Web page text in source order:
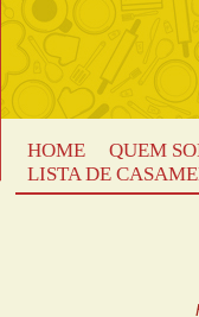
HOME
QUEM
LISTA DE